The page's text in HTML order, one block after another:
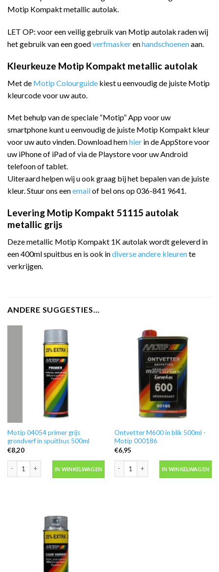
Motip Kompakt metallic autolak.
LET OP: voor een veilig gebruik van Motip autolak raden wij
het gebruik van een goedverfmaskerenhandschoenenaan.
Kleurkeuze Motip Kompakt metallic autolak
Met de Motip Colourguide kiest u eenvoudig de juiste Motip
kleurcode voor uw auto.
Met behulp van de speciale “Motip” App voor uw
smartphone kunt u eenvoudig de juiste Motip Kompakt kleur
voor uw auto vinden. Download hemhier in de AppStore voor
uw iPhone of iPad of via de Playstore voor uw Android
telefoon of tablet.
Uiteraard helpen wij u ook graag bij het bepalen van de juiste
kleur. Stuur ons eenemailof bel ons op 036-841 9641.
Levering Motip Kompakt 51115 autolak
metallic grijs
Deze metallic Motip Kompakt 1K autolak wordt geleverd in
een 400ml spuitbus en is ook indiverse andere kleurente
verkrijgen.
ANDERE SUGGESTIES…
Motip 04054 primer grijs
grondverf in spuitbus 500ml
€8,20
IN WINKELWAGEN
Ontvetter M600 in blik 500ml -
Motip 000186
€6,95
IN WINKELWAGEN